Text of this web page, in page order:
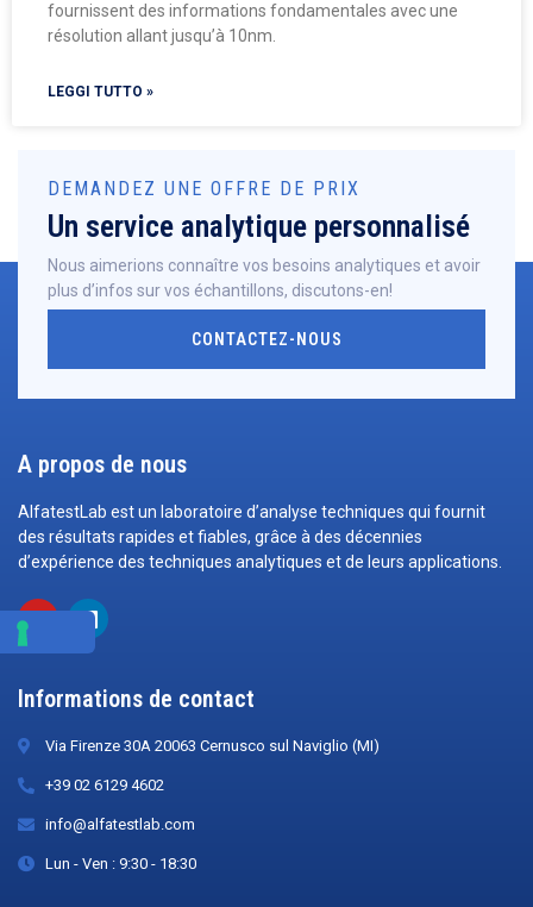
fournissent des informations fondamentales avec une
résolution allant jusqu’à 10nm.
LEGGI TUTTO »
DEMANDEZ UNE OFFRE DE PRIX
Un service analytique personnalisé
Nous aimerions connaître vos besoins analytiques et avoir
plus d’infos sur vos échantillons, discutons-en!
CONTACTEZ-NOUS
A propos de nous
AlfatestLab est un laboratoire d’analyse techniques qui fournit
des résultats rapides et fiables, grâce à des décennies
d’expérience des techniques analytiques et de leurs applications.
Informations de contact
Via Firenze 30A 20063 Cernusco sul Naviglio (MI)
+39 02 6129 4602
info@alfatestlab.com
Lun - Ven : 9:30 - 18:30